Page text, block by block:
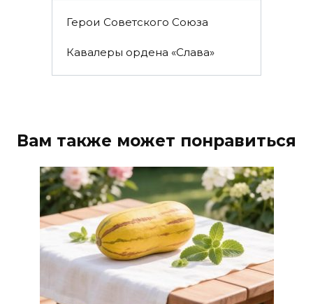
Герои Советского Союза
Кавалеры ордена «Слава»
Вам также может понравиться